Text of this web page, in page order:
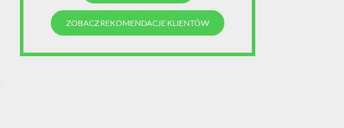
ZOBACZ REKOMENDACJE KLIENTÓW